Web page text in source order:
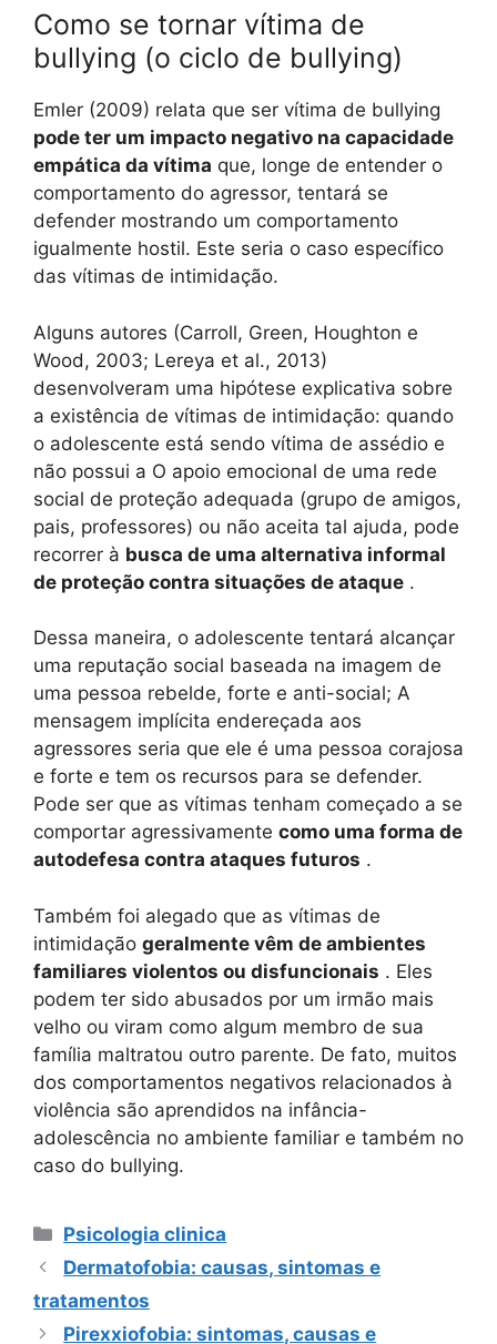
Como se tornar vítima de
bullying (o ciclo de bullying)
Emler (2009) relata que ser vítima de bullying
pode ter um impacto negativo na capacidade
empática da vítima que, longe de entender o
comportamento do agressor, tentará se
defender mostrando um comportamento
igualmente hostil. Este seria o caso específico
das vítimas de intimidação.
Alguns autores (Carroll, Green, Houghton e
Wood, 2003; Lereya et al., 2013)
desenvolveram uma hipótese explicativa sobre
a existência de vítimas de intimidação: quando
o adolescente está sendo vítima de assédio e
não possui a O apoio emocional de uma rede
social de proteção adequada (grupo de amigos,
pais, professores) ou não aceita tal ajuda, pode
recorrer à busca de uma alternativa informal
de proteção contra situações de ataque .
Dessa maneira, o adolescente tentará alcançar
uma reputação social baseada na imagem de
uma pessoa rebelde, forte e anti-social; A
mensagem implícita endereçada aos
agressores seria que ele é uma pessoa corajosa
e forte e tem os recursos para se defender.
Pode ser que as vítimas tenham começado a se
comportar agressivamente como uma forma de
autodefesa contra ataques futuros .
Também foi alegado que as vítimas de
intimidação geralmente vêm de ambientes
familiares violentos ou disfuncionais . Eles
podem ter sido abusados ​​por um irmão mais
velho ou viram como algum membro de sua
família maltratou outro parente. De fato, muitos
dos comportamentos negativos relacionados à
violência são aprendidos na infância-
adolescência no ambiente familiar e também no
caso do bullying.
Categorias
Psicologia clinica
Dermatofobia: causas, sintomas e
tratamentos
Pirexxiofobia: sintomas, causas e